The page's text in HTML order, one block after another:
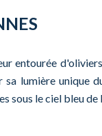
entourée
lumière unique
sous le ciel bleu de